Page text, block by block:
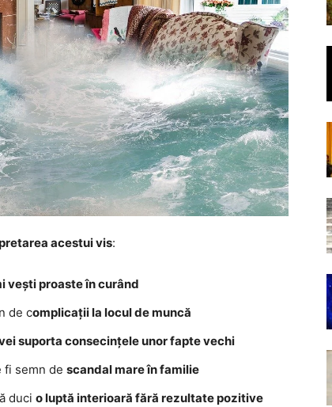
acestui vis:
vești proaste în curând
de complicații la locul de muncă
suporta consecințele unor fapte vechi
fi semn de scandal mare în familie
duci o luptă interioară fără rezultate pozitive